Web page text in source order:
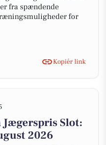
fra spændende
for
Kopiér link
Slot:
2026